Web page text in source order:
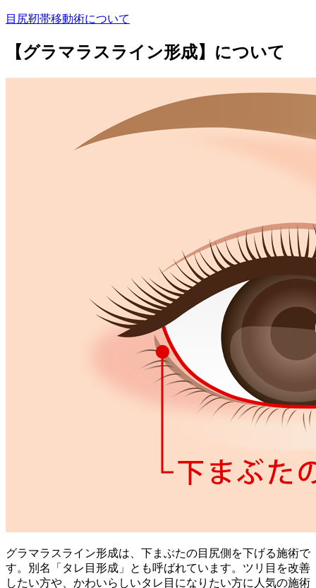
目尻靭帯移動術について
【グラマラスライン形成】について
グラマラスライン形成は、下まぶたの目尻側を下げる施術で
す。別名「タレ目形成」とも呼ばれています。ツリ目を改善
したい方や、かわいらしいタレ目になりたい方に人気の施術